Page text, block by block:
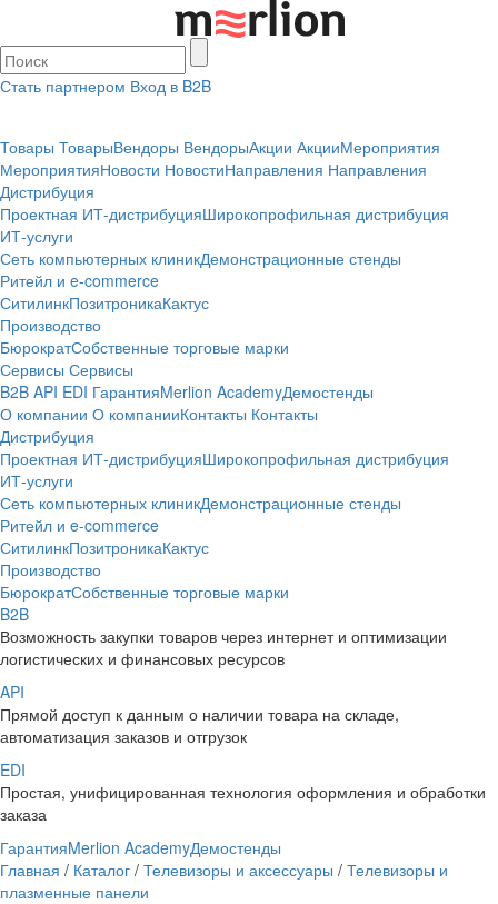
Стать партнером Вход в B2B
Товары ТоварыВендоры ВендорыАкции АкцииМероприятия
МероприятияНовости НовостиНаправления Направления
Дистрибуция
Проектная ИТ-дистрибуцияШирокопрофильная дистрибуция
ИТ-услуги
Сеть компьютерных клиникДемонстрационные стенды
Ритейл и e-commerce
СитилинкПозитроникаКактус
Производство
БюрократСобственные торговые марки
Сервисы Сервисы
B2B API EDI ГарантияMerlion AcademyДемостенды
О компании О компанииКонтакты Контакты
Дистрибуция
Проектная ИТ-дистрибуцияШирокопрофильная дистрибуция
ИТ-услуги
Сеть компьютерных клиникДемонстрационные стенды
Ритейл и e-commerce
СитилинкПозитроникаКактус
Производство
БюрократСобственные торговые марки
B2B
Возможность закупки товаров через интернет и оптимизации
логистических и финансовых ресурсов
API
Прямой доступ к данным о наличии товара на складе,
автоматизация заказов и отгрузок
EDI
Простая, унифицированная технология оформления и обработки
заказа
ГарантияMerlion AcademyДемостенды
Главная / Каталог / Телевизоры и аксессуары / Телевизоры и
плазменные панели